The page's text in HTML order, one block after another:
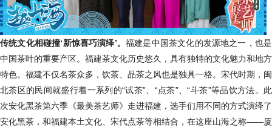
传统文化相碰撞‘新惊喜巧演绎’。 福建是中国茶文化的发源地之一，也是
中国茶叶的重要产区。福建茶文化历史悠久，具有独特的文化魅力和地方
特色。福建不仅名茶众多，饮茶、品茶之风也是独具一格。宋代时期，闽
北茶区的民间就盛行着一系列的“试茶”、“点茶”、“斗茶”等品饮方法。此
次安化黑茶第六季《最美茶艺师》走进福建，选手们用不同的方式演绎了
安化黑茶，和福建本土文化、宋代点茶等相结合，在这座山海之称——厦